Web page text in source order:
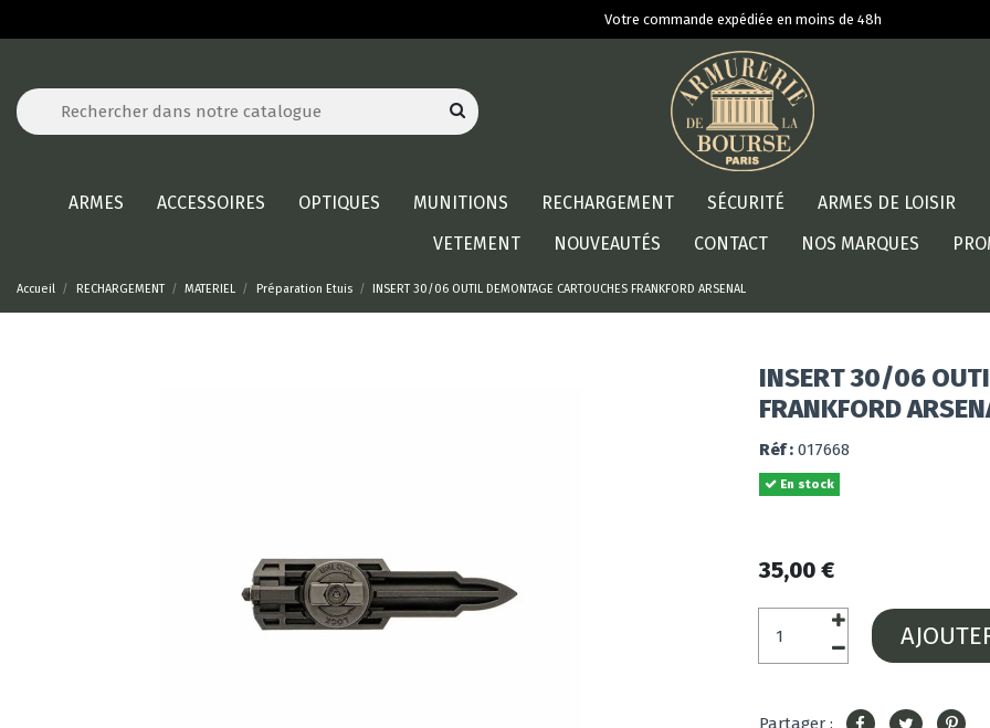
Votre commande expédiée en moins de 48h
ARMES ACCESSOIRES OPTIQUES MUNITIONS RECHARGEMENT SÉCURITÉ ARMES DE LOISIR
VETEMENT
NOUVEAUTÉS CONTACT NOS MARQUES
Accueil RECHARGEMENT MATERIEL Préparation Etuis INSERT 30/06 OUTIL DEMONTAGE CARTOUCHES FRANKFORD ARSENAL
INSERT 30/06
FRANKFORD
Réf : 017668
En stock
35,00 €
Partager :